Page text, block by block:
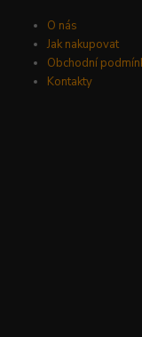
O nás
Jak nakupovat
Obchodní
Kontakty